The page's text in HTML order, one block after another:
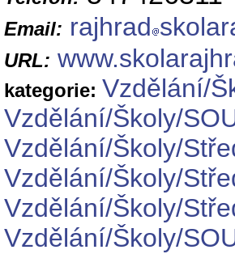
Email: rajhrad
URL:
kategorie: Vzdělání/
Vzdělání/Školy/
Vzdělání/Školy/
Vzdělání/Školy/
Vzdělání/Školy/
Vzdělání/Školy/